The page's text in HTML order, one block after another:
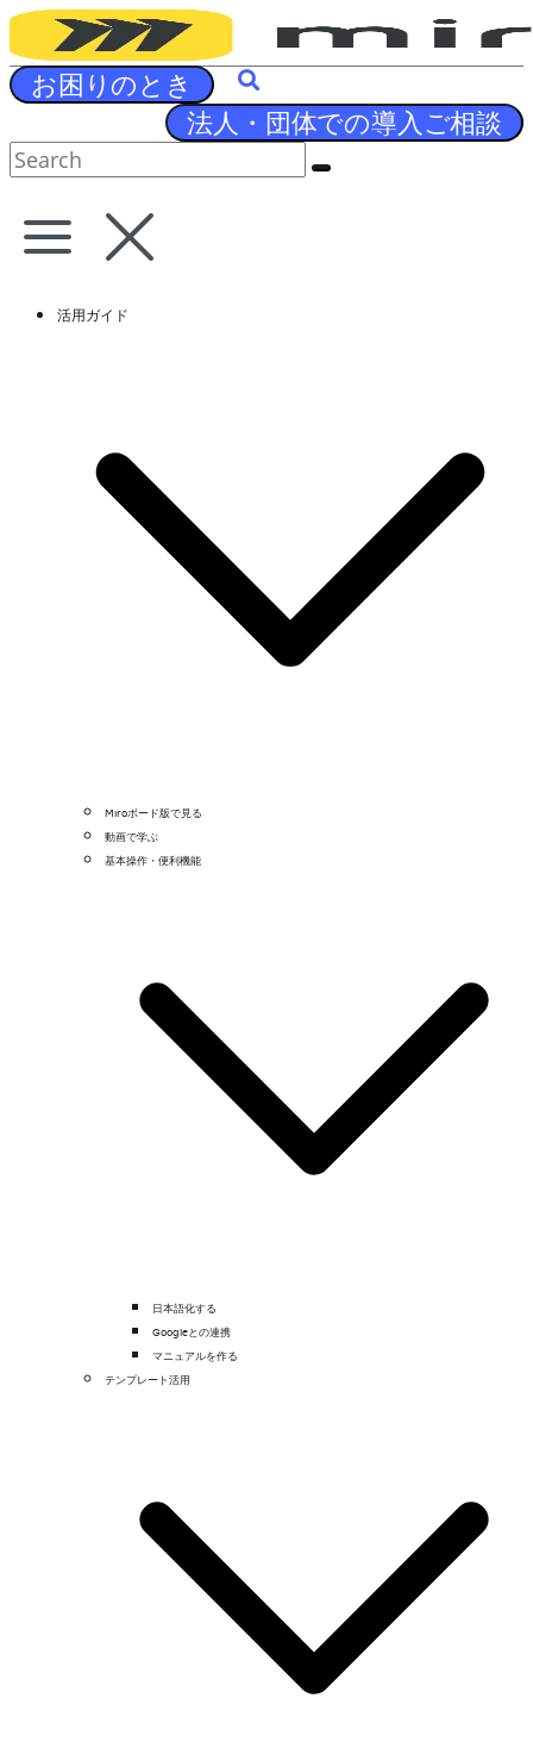
Skip
to
content
お困りのとき
法人・団体での導入ご相談
活用ガイド
Miroボード版で見る
動画で学ぶ
基本操作・便利機能
日本語化する
Googleとの連携
マニュアルを作る
テンプレート活用